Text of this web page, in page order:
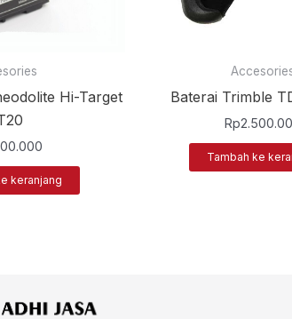
Hi-Target
keranjang
Baterai Trimble
Rp
Tambah ke